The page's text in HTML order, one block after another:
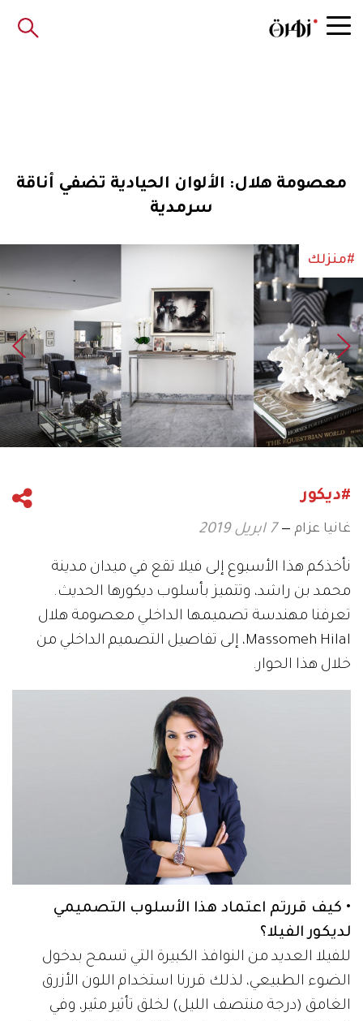
معصومة هلال: الألوان الحيادية تضفي أناقة
سرمدية
#منزلك
#ديكور
غانيا عزام 7 ابريل 2019
نأخذكم هذا الأسبوع إلى فيلا تقع في ميدان مدينة
محمد بن راشد، وتتميز بأسلوب ديكورها الحديث.
تعرفنا مهندسة تصميمها الداخلي معصومة هلال
Massomeh Hilal، إلى تفاصيل التصميم الداخلي من
خلال هذا الحوار.
• كيف قررتم اعتماد هذا الأسلوب التصميمي
لديكور الفيلا؟
للفيلا العديد من النوافذ الكبيرة التي تسمح بدخول
الضوء الطبيعي، لذلك قررنا استخدام اللون الأزرق
الغامق (درجة منتصف الليل) لخلق تأثير مثير، وفي